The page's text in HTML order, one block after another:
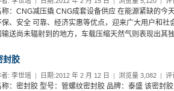
称：CNG减压撬 CNG成套设备供应 在能源紧缺的今
保、安全 可靠、经济实惠等优点，迎来广大用户和社
输送尚未辐射到的地方，车载压缩天然气则表现出其
封胶
: 李世瑶 | 日期:2012 年 2 月 12 日 | 浏览量 3,082 | 评
称：密封胶 型号：管螺纹密封胶 品牌：泰盛 该密封